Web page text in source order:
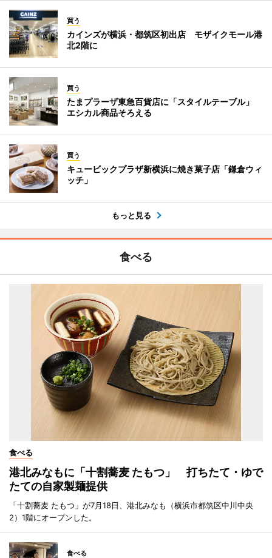
買う
カインズが横浜・都筑区初出店 モザイクモール港
北2階に
買う
たまプラーザ東急百貨店に「スタイルテーブル」
エシカル商品そろえる
買う
キュービックプラザ新横浜に焼き菓子店「鎌倉ウィ
ッチ」
もっと見る
食べる
食べる
港北みなもに「十割蕎麦 たもつ」 打ちたて・ゆで
たての自家製麺提供
「十割蕎麦 たもつ」が7月18日、港北みなも（横浜市都筑区中川中央
2）1階にオープンした。
食べる